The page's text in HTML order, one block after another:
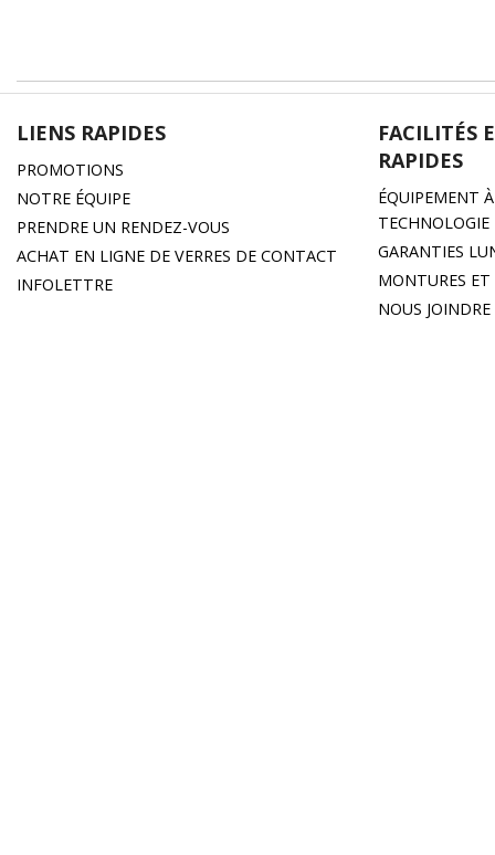
LIENS RAPIDES
PROMOTIONS
NOTRE ÉQUIPE
PRENDRE UN RENDEZ-VOUS
ACHAT EN LIGNE DE VERRES DE CONTACT
INFOLETTRE
FACILITÉS
RAPIDES
ÉQUIPEMENT
TECHNOLOGIE
GARANTIES
MONTURES ET
NOUS JOINDRE